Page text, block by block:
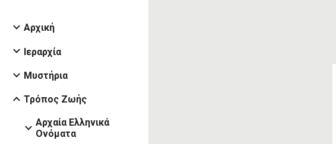
Αρχική
Ιεραρχία
Μυστήρια
Τρόπος Ζωής
Αρχαία Ελληνικά
Ονόματα